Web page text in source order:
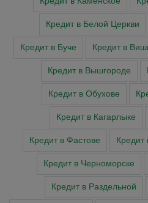
Кредит в Белой Церкви
Кредит в Буче Кредит в
Кредит в Вышгороде
Кредит в Обухове
Кредит в Кагарлыке
Кредит в Фастове Кредит
Кредит в Черноморске
Кредит в Раздельной